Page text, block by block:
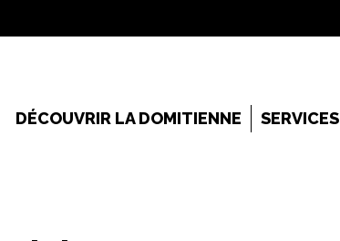
DÉCOUVRIR LA DOMITIENNE SERVICES